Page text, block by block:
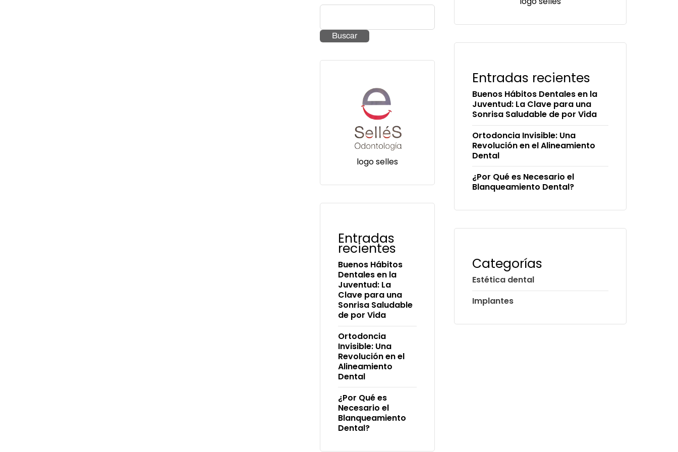
Buscar
logo selles
Entradas
recientes
Buenos Hábitos
Dentales en la
Juventud: La
Clave para una
Sonrisa Saludable
de por Vida
Ortodoncia
Invisible: Una
Revolución en el
Alineamiento
Dental
¿Por Qué es
Necesario el
Blanqueamiento
Dental?
Entradas recientes
Buenos Hábitos Dentales en la
Juventud: La Clave para una
Sonrisa Saludable de por Vida
Ortodoncia Invisible: Una
Revolución en el Alineamiento
Dental
¿Por Qué es Necesario el
Blanqueamiento Dental?
Categorías
Estética dental
Implantes